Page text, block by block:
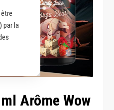
par la
Arôme Wow